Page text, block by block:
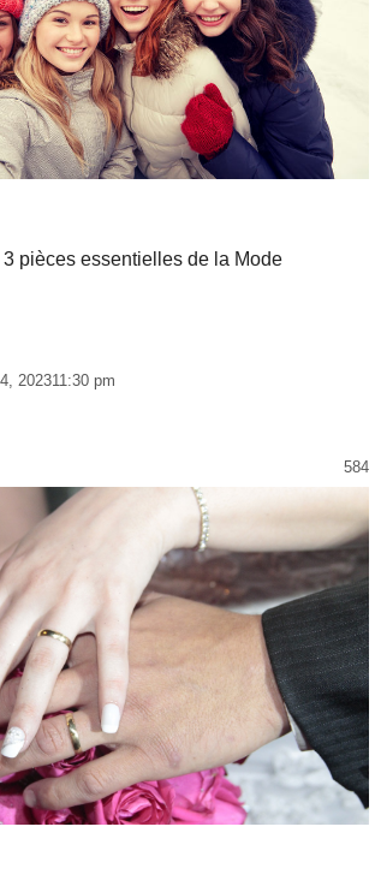
pièces essentielles de la Mode
202311:30 pm
584